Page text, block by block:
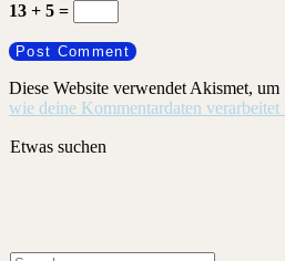
13 + 5 =
Diese Website verwendet Akismet, um
wie deine Kommentardaten verarbeitet
Etwas suchen